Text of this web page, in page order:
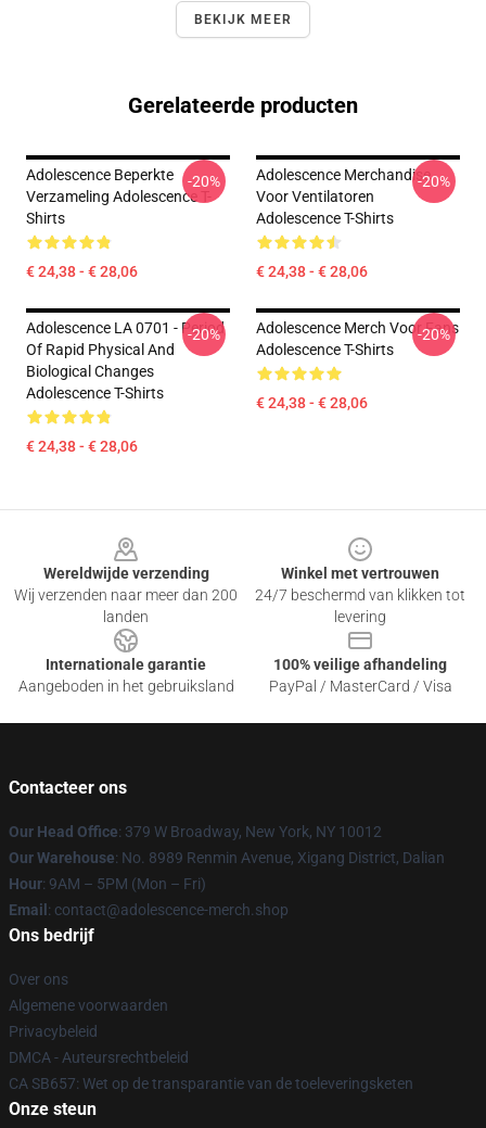
BEKIJK MEER
Gerelateerde producten
Adolescence Beperkte
Verzameling Adolescence T-
Shirts
€ 24,38 - € 28,06
-20%
Adolescence Merchandise
Voor Ventilatoren
Adolescence T-Shirts
€ 24,38 - € 28,06
-20%
Adolescence LA 0701 - Period
Of Rapid Physical And
Biological Changes
Adolescence T-Shirts
€ 24,38 - € 28,06
-20%
Adolescence Merch Voor Fans
Adolescence T-Shirts
€ 24,38 - € 28,06
-20%
Wereldwijde verzending
Wij verzenden naar meer dan 200
landen
Winkel met vertrouwen
24/7 beschermd van klikken tot
levering
Internationale garantie
Aangeboden in het gebruiksland
100% veilige afhandeling
PayPal / MasterCard / Visa
Contacteer ons
Our Head Office: 379 W Broadway, New York, NY 10012
Our Warehouse: No. 8989 Renmin Avenue, Xigang District, Dalian
Hour: 9AM – 5PM (Mon – Fri)
Email : contact@adolescence-merch.shop
Ons bedrijf
Over ons
Algemene voorwaarden
Privacybeleid
DMCA - Auteursrechtbeleid
CA SB657: Wet op de transparantie van de toeleveringsketen
Onze steun